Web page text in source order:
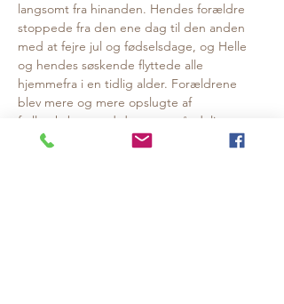
langsomt fra hinanden. Hendes forældre
stoppede fra den ene dag til den anden
med at fejre jul og fødselsdage, og Helle
og hendes søskende flyttede alle
hjemmefra i en tidlig alder. Forældrene
blev mere og mere opslugte af
fællesskabet med deres nye, åndelige
familie mens Helle og hendes søskende